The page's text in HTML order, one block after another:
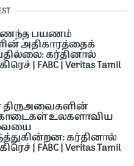
பயணம்
அதிகாரத்தைக்
கர்தினால்
| FABC | Veritas Tamil
உலகளாவிய
கர்தினால்
| FABC | Veritas Tamil